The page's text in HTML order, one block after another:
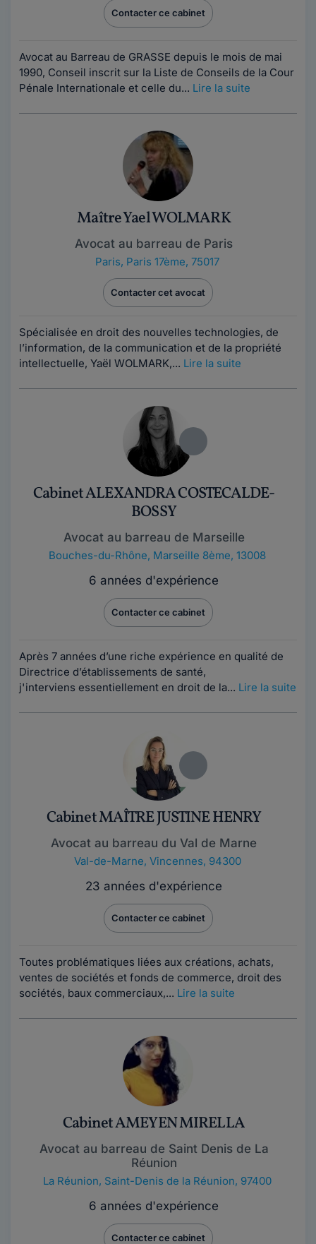
Contacter ce cabinet
Avocat au Barreau de GRASSE depuis le mois de mai
1990, Conseil inscrit sur la Liste de Conseils de la Cour
Pénale Internationale et celle du... Lire la suite
Maître Yael WOLMARK
Avocat au barreau de Paris
Paris, Paris 17ème, 75017
Contacter cet avocat
Spécialisée en droit des nouvelles technologies, de
l’information, de la communication et de la propriété
intellectuelle, Yaël WOLMARK,... Lire la suite
Cabinet ALEXANDRA COSTECALDE-
BOSSY
Avocat au barreau de Marseille
Bouches-du-Rhône, Marseille 8ème, 13008
6 années d'expérience
Contacter ce cabinet
Après 7 années d’une riche expérience en qualité de
Directrice d’établissements de santé,
j'interviens essentiellement en droit de la... Lire la suite
Cabinet MAÎTRE JUSTINE HENRY
Avocat au barreau du Val de Marne
Val-de-Marne, Vincennes, 94300
23 années d'expérience
Contacter ce cabinet
Toutes problématiques liées aux créations, achats,
ventes de sociétés et fonds de commerce, droit des
sociétés, baux commerciaux,... Lire la suite
Cabinet AMEYEN MIRELLA
Avocat au barreau de Saint Denis de La
Réunion
La Réunion, Saint-Denis de la Réunion, 97400
6 années d'expérience
Contacter ce cabinet